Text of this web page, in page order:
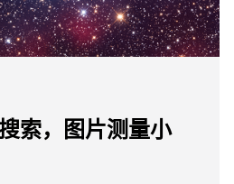
索，图片测量小